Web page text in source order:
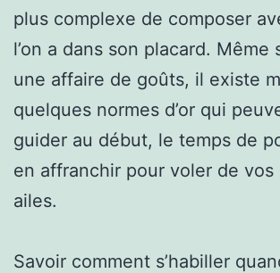
plus complexe de composer
l’on a dans son placard. Même
une affaire de goûts, il existe
quelques normes d’or qui
guider au début, le temps de
en affranchir pour voler de vos
ailes.
Savoir comment s’habiller